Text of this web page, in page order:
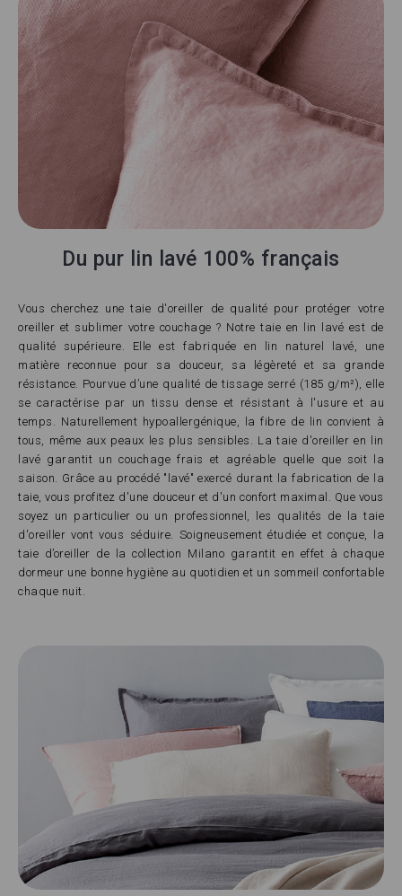
Du pur lin lavé 100% français
Vous cherchez une taie d'oreiller de qualité pour protéger votre
oreiller et sublimer votre couchage ? Notre taie en lin lavé est de
qualité supérieure. Elle est fabriquée en lin naturel lavé, une
matière reconnue pour sa douceur, sa légèreté et sa grande
résistance. Pourvue d’une qualité de tissage serré (185 g/m²), elle
se caractérise par un tissu dense et résistant à l'usure et au
temps. Naturellement hypoallergénique, la fibre de lin convient à
tous, même aux peaux les plus sensibles. La taie d'oreiller en lin
lavé garantit un couchage frais et agréable quelle que soit la
saison. Grâce au procédé "lavé" exercé durant la fabrication de la
taie, vous profitez d'une douceur et d'un confort maximal. Que vous
soyez un particulier ou un professionnel, les qualités de la taie
d'oreiller vont vous séduire. Soigneusement étudiée et conçue, la
taie d’oreiller de la collection Milano garantit en effet à chaque
dormeur une bonne hygiène au quotidien et un sommeil confortable
chaque nuit.